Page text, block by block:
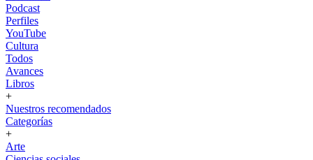
Podcast
Perfiles
YouTube
Cultura
Todos
Avances
Libros
+
Nuestros recomendados
Categorías
+
Arte